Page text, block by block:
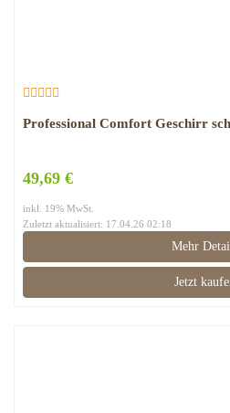
Professional Comfort Geschirr
49,69 €
inkl. 19% MwSt.
Zuletzt aktualisiert: 17.04.26 02:18
Mehr
Jetzt